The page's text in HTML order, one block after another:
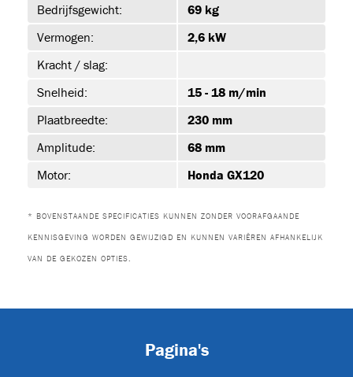
Bedrijfsgewicht:
69 kg
Vermogen:
2,6 kW
Kracht / slag:
Snelheid:
15 - 18 m/min
Plaatbreedte:
230 mm
Amplitude:
68 mm
Motor:
Honda GX120
* BOVENSTAANDE SPECIFICATIES KUNNEN ZONDER VOORAFGAANDE
KENNISGEVING WORDEN GEWIJZIGD EN KUNNEN VARIËREN AFHANKELIJK
VAN DE GEKOZEN OPTIES.
Pagina's